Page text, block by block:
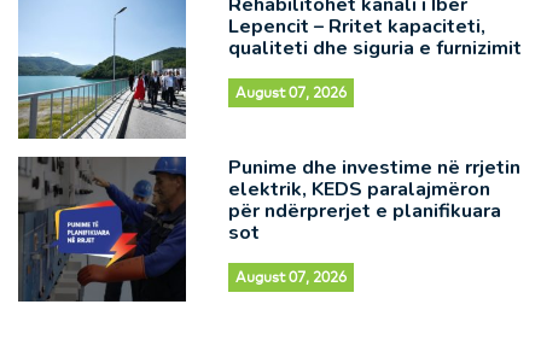
Lepencit – Rritet kapaciteti,
qualiteti dhe siguria e furnizimit
August 07, 2026
Punime dhe investime në rrjetin
elektrik, KEDS paralajmëron
për ndërprerjet e planifikuara
sot
August 07, 2026